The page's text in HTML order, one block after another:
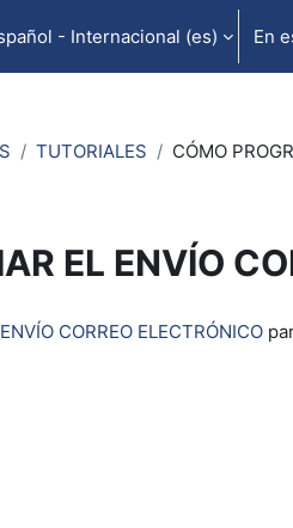
- Internacional ‎(es)‎ En
TUTORIALES CÓMO
EL ENVÍO
CORREO ELECTRÓNICO